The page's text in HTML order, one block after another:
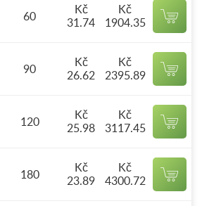
60
Kč
31.74
Kč
1904.35
90
Kč
26.62
Kč
2395.89
120
Kč
25.98
Kč
3117.45
180
Kč
23.89
Kč
4300.72